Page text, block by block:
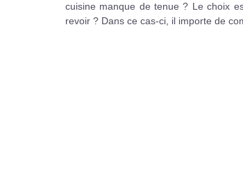
cuisine manque de tenue ? Le choix
revoir ? Dans ce cas-ci, il importe de